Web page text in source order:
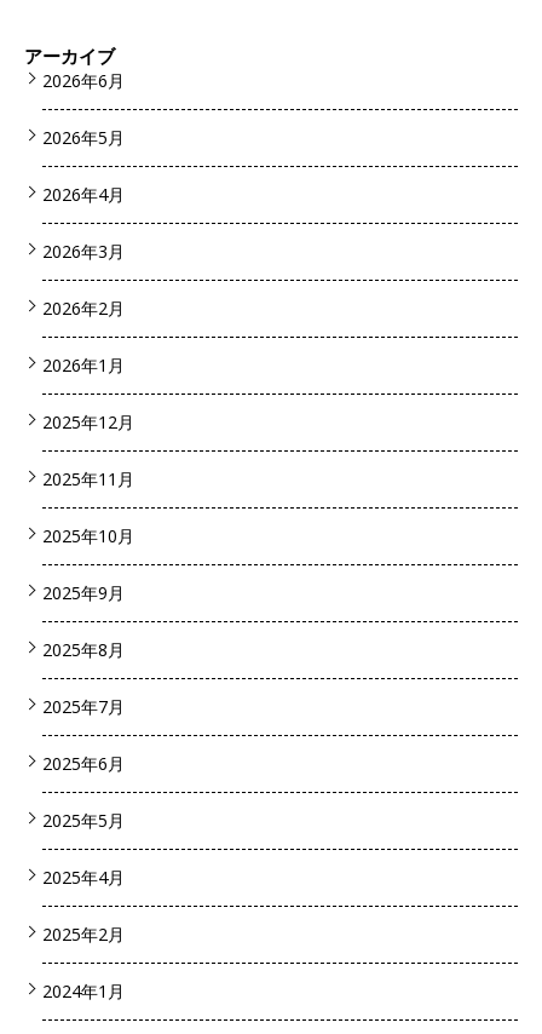
アーカイブ
2026年6月
2026年5月
2026年4月
2026年3月
2026年2月
2026年1月
2025年12月
2025年11月
2025年10月
2025年9月
2025年8月
2025年7月
2025年6月
2025年5月
2025年4月
2025年2月
2024年1月